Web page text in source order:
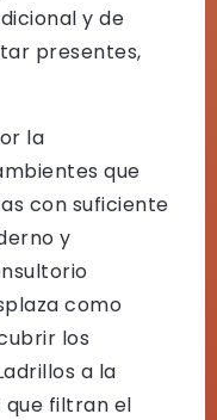
y de
presentes,
la
que
con suficiente
y
como
los
a la
que filtran el